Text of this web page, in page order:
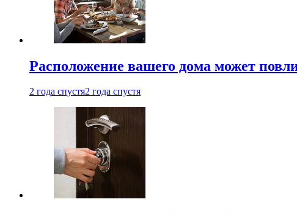
Расположение вашего дома может
2 года спустя2 года спустя